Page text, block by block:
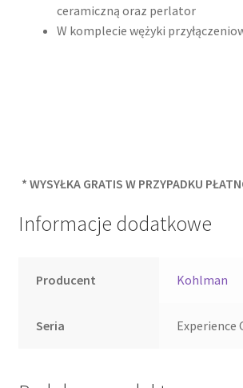
ceramiczną oraz perlator
W komplecie wężyki
* WYSYŁKA GRATIS W PRZYPADKU
Informacje dodatkowe
Producent Kohlman
Seria Experience